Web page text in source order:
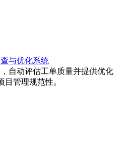
与优化系统
自动评估工单质量并提供优化
管理规范性。